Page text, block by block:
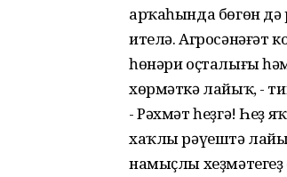
арҡаһында бөгөн
ителә. Агросәнәғәт
һөнәри оҫталығы
хөрмәткә лайыҡ, -
- Рәхмәт һеҙгә! Һеҙ
хаҡлы рәүештә
намыҫлы